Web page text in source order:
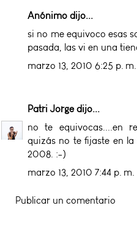
Anónimo dijo...
si no me equivoco esas
pasada, las vi en una
marzo 13, 2010 6:25 p. m.
Patri Jorgedijo...
no te equivocas....en
quizás no te fijaste en
2008. :-)
marzo 13, 2010 7:44 p. m.
Publicar un comentario